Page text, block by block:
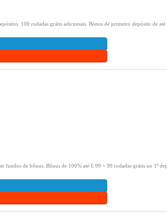
100 rodadas grátis adicionais. Bônus de primeiro depósito de
fundos de bônus. Bônus de 100% até £ 99 + 99 rodadas grátis no 1º